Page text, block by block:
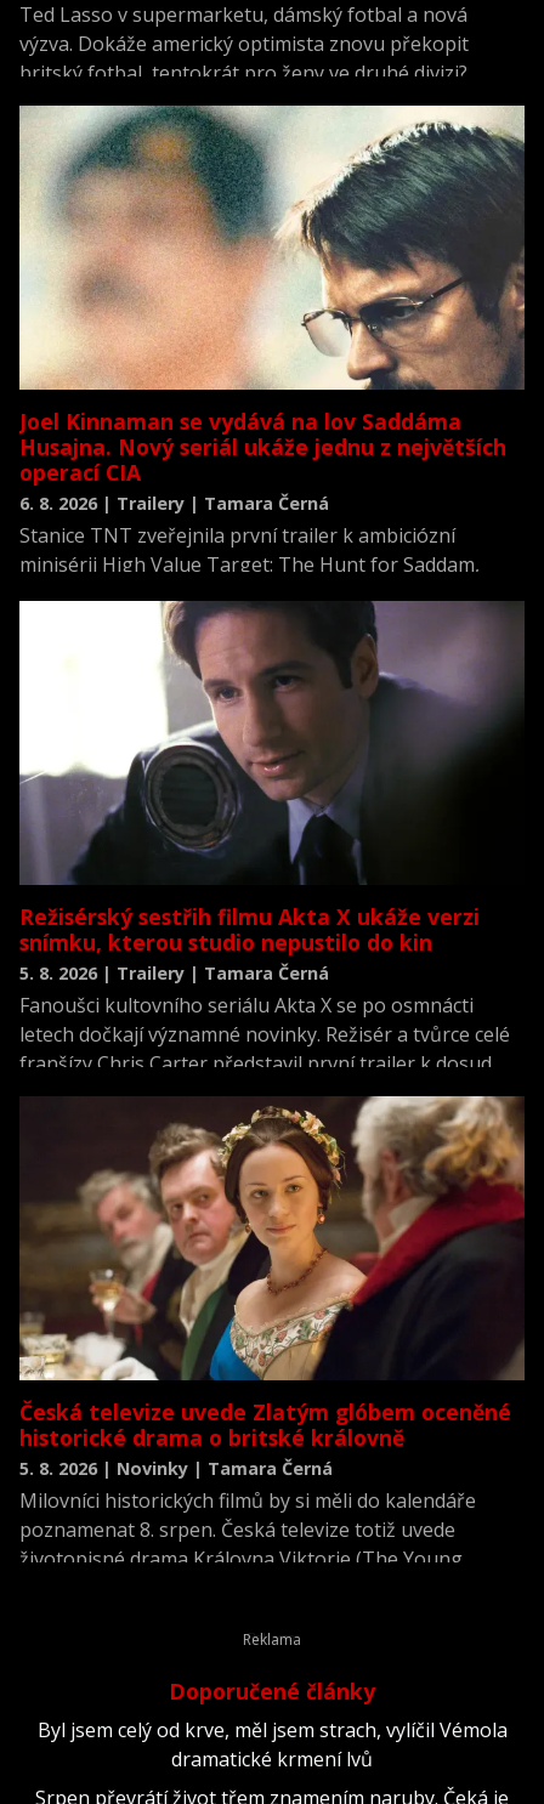
Ted Lasso v supermarketu, dámský fotbal a nová
výzva. Dokáže americký optimista znovu překopit
britský fotbal, tentokrát pro ženy ve druhé divizi?
Joel Kinnaman se vydává na lov Saddáma
Husajna. Nový seriál ukáže jednu z největších
operací CIA
6. 8. 2026 | Trailery | Tamara Černá
Stanice TNT zveřejnila první trailer k ambiciózní
minisérii High Value Target: The Hunt for Saddam,
novodobých dějin.
Režisérský sestřih filmu Akta X ukáže verzi
snímku, kterou studio nepustilo do kin
5. 8. 2026 | Trailery | Tamara Černá
Fanoušci kultovního seriálu Akta X se po osmnácti
letech dočkají významné novinky. Režisér a tvůrce celé
franšízy Chris Carter představil první trailer k dosud
neviděné režisérské verzi filmu Akta X: Chci uvěřit.
Česká televize uvede Zlatým glóbem oceněné
historické drama o britské královně
5. 8. 2026 | Novinky | Tamara Černá
Milovníci historických filmů by si měli do kalendáře
poznamenat 8. srpen. Česká televize totiž uvede
životopisné drama Královna Viktorie (The Young
Doporučené články
Byl jsem celý od krve, měl jsem strach, vylíčil Vémola
dramatické krmení lvů
Srpen převrátí život třem znamením naruby. Čeká je